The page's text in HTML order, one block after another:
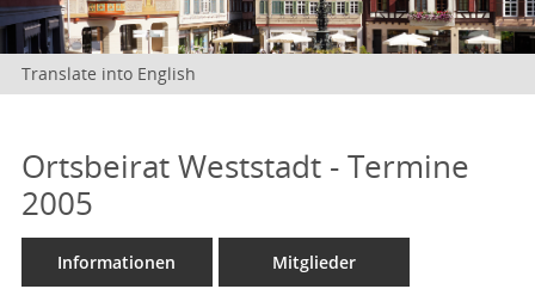
Translate into English
Ortsbeirat Weststadt - Termine
2005
Informationen Mitglieder